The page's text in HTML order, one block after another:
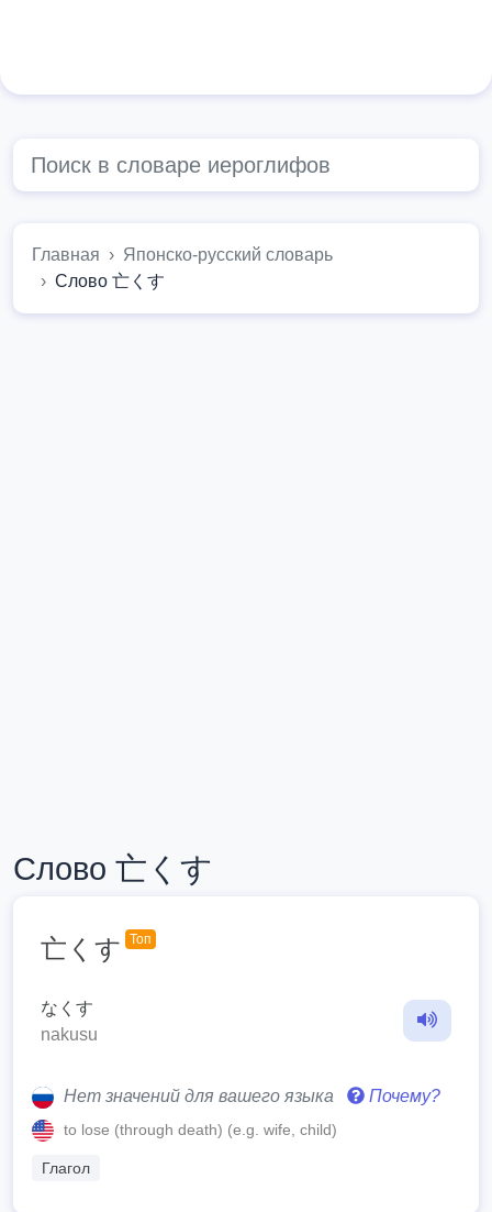
Главная
Японско-русский словарь
Слово 亡くす
Слово 亡くす
亡くす Топ
なくす
nakusu
Нет значений для вашего языка Почему?
to lose (through death) (e.g. wife, child)
Глагол